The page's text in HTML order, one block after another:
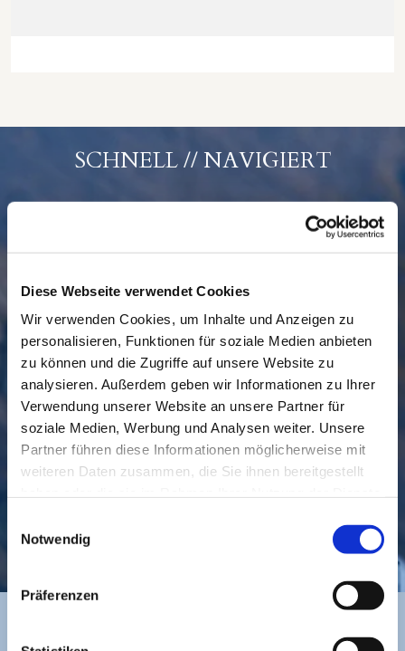
Diese Webseite verwendet Cookies
Wir verwenden Cookies, um Inhalte und Anzeigen zu
personalisieren, Funktionen für soziale Medien anbieten
zu können und die Zugriffe auf unsere Website zu
analysieren. Außerdem geben wir Informationen zu Ihrer
Verwendung unserer Website an unsere Partner für
soziale Medien, Werbung und Analysen weiter. Unsere
Partner führen diese Informationen möglicherweise mit
weiteren Daten zusammen, die Sie ihnen bereitgestellt
Notwendig
Präferenzen
SCHNELL // NAVIGIERT
GEMEINDE BESUCHEN